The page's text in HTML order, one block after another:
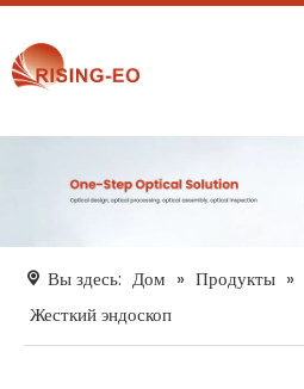
Вы здесь: Дом » Продукты »
Жесткий эндоскоп